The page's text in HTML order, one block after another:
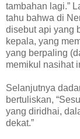
tambahan lagi.”
tahu bahwa di
disebut api yang
kepala, yang
yang berpaling
memikul nasihat
Selanjutnya
bertuliskan,
yang diridhai,
dekat.”